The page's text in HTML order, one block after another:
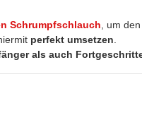
Schrumpfschlauch , um
perfekt umsetzen
als auch